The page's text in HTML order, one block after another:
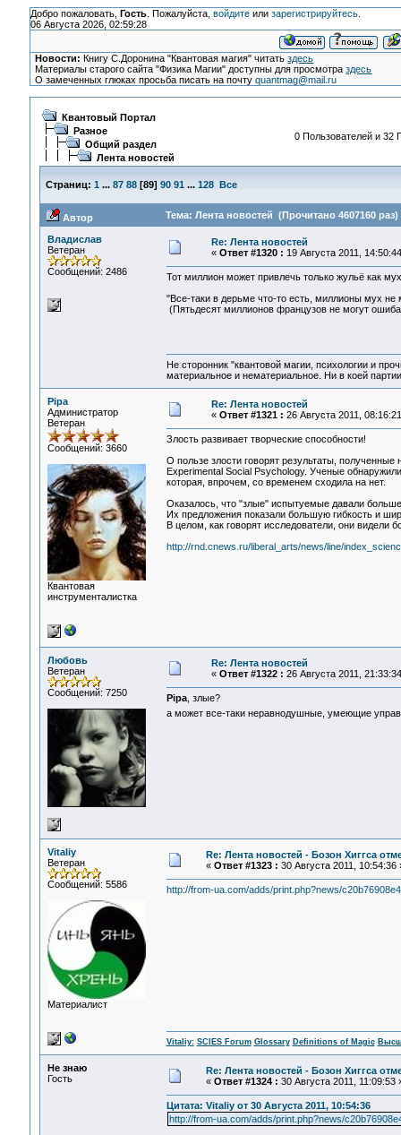
Добро пожаловать, Гость. Пожалуйста, войдитеили зарегистрируйтесь.
06 Августа 2026, 02:59:28
Новости: Книгу С.Доронина "Квантовая магия" читатьздесь
Материалы старого сайта "Физика Магии" доступны для просмотраздесь
О замеченных глюках просьба писать на почтуquantmag@mail.ru
Квантовый Портал
Разное
Общий раздел
Лента новостей
0 Пользователей и 32
Страниц: 1 ... 87 88[89] 90 91 ... 128 Все
Автор Тема: Лента новостей (Прочитано 4607160 раз)
Владислав
Ветеран
Сообщений: 2486
Re: Лента новостей
« Ответ #1320 : 19 Августа 2011,
Тот миллион может привлечь только жульё как
"Все-таки в дерьме что-то есть, миллионы мух не
(Пятьдесят миллионов французов не могут
Не сторонник "квантовой магии, психологии и
материальное и нематериальное. Ни в коей
Pipa
Администратор
Ветеран
Сообщений: 3660
Квантовая
инструменталистка
Re: Лента новостей
« Ответ #1321 : 26 Августа 2011,
Злость развивает творческие способности!
О пользе злости говорят результаты,
Experimental Social Psychology. Ученые
которая, впрочем, со временем сходила на нет.
Оказалось, что "злые" испытуемые давали
Их предложения показали большую гибкость и
В целом, как говорят исследователи, они видели
http://rnd.cnews.ru/liberal_arts/news/line/
Любовь
Ветеран
Сообщений: 7250
Re: Лента новостей
« Ответ #1322 : 26 Августа 2011,
Pipa, злые?
а может все-таки неравнодушные, умеющие
Vitaliy
Ветеран
Сообщений: 5586
Материалист
Re: Лента новостей - Бозон Хиггса
« Ответ #1323 : 30 Августа 2011, 10:54:36
http://from-ua.com/adds/print.php?news/
Vitaliy: SCIES Forum Glossary Definitions of Magic
Не знаю
Гость
Re: Лента новостей - Бозон Хиггса
« Ответ #1324 : 30 Августа 2011, 11:09:53
Цитата: Vitaliy от 30 Августа 2011, 10:54:36
http://from-ua.com/adds/print.php?news/